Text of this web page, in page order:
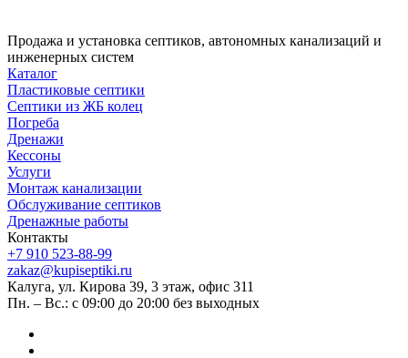
Продажа и установка септиков, автономных канализаций и
инженерных систем
Каталог
Пластиковые септики
Септики из ЖБ колец
Погреба
Дренажи
Кессоны
Услуги
Монтаж канализации
Обслуживание септиков
Дренажные работы
Контакты
+7 910 523-88-99
zakaz@kupiseptiki.ru
Калуга, ул. Кирова 39, 3 этаж, офис 311
Пн. – Вс.: с 09:00 до 20:00 без выходных